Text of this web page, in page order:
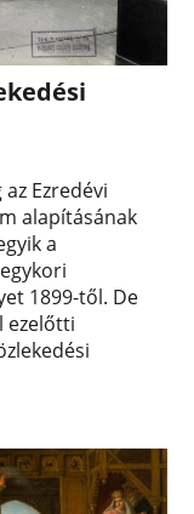
Ezredévi
alapításának
a
1899-től. De
ezelőtti